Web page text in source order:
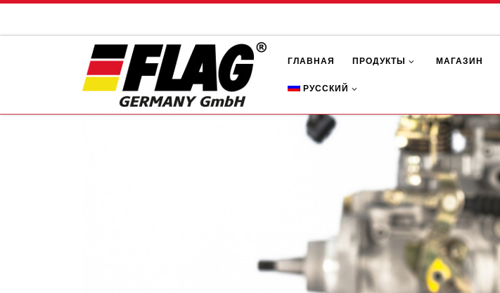
ГЛАВНАЯ ПРОДУКТЫ МАГАЗИН
РУССКИЙ